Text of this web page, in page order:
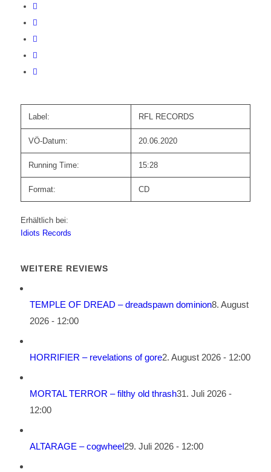
Label: RFL RECORDS
VÖ-Datum: 20.06.2020
Running Time: 15:28
Format: CD
Erhältlich bei:
Idiots Records
WEITERE REVIEWS
TEMPLE OF DREAD – dreadspawn dominion8. August
2026 - 12:00
HORRIFIER – revelations of gore2. August 2026 - 12:00
MORTAL TERROR – filthy old thrash31. Juli 2026 -
12:00
ALTARAGE – cogwheel29. Juli 2026 - 12:00